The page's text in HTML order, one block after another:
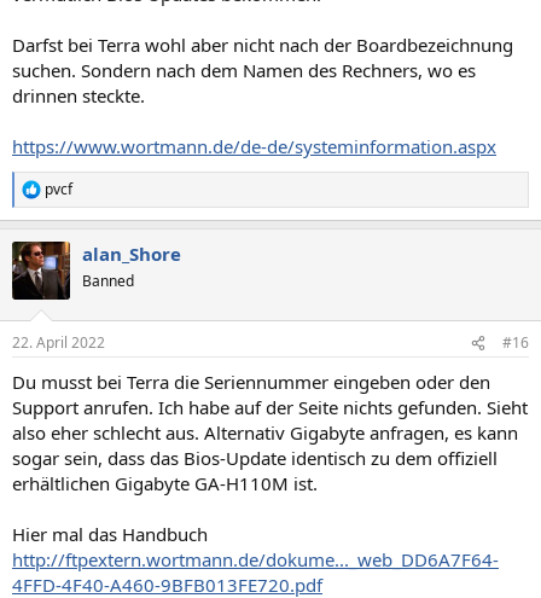
Darfst bei Terra wohl aber nicht nach der Boardbezeichnung
suchen. Sondern nach dem Namen des Rechners, wo es
drinnen steckte.
https://www.wortmann.de/de-de/systeminformation.aspx
R
e
k
t
e
:
pvcf
alan_Shore
Banned
22. April 2022 #16
Du musst bei Terra die Seriennummer eingeben oder den
Support anrufen. Ich habe auf der Seite nichts gefunden. Sieht
also eher schlecht aus. Alternativ Gigabyte anfragen, es kann
sogar sein, dass das Bios-Update identisch zu dem offiziell
erhältlichen Gigabyte GA-H110M ist.
Hier mal das Handbuch
http://ftpextern.wortmann.de/dokume..._web_DD6A7F64-
4FFD-4F40-A460-9BFB013FE720.pdf